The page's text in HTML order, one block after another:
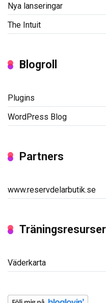
Nya lanseringar
The Intuit
Blogroll
Plugins
WordPress Blog
Partners
www.reservdelarbutik.se
Träningsresurser
Väderkarta